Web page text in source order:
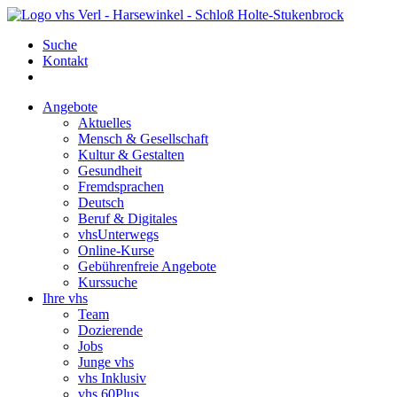
Suche
Kontakt
Angebote
Aktuelles
Mensch & Gesellschaft
Kultur & Gestalten
Gesundheit
Fremdsprachen
Deutsch
Beruf & Digitales
vhsUnterwegs
Online-Kurse
Gebührenfreie Angebote
Kurssuche
Ihre vhs
Team
Dozierende
Jobs
Junge vhs
vhs Inklusiv
vhs 60Plus